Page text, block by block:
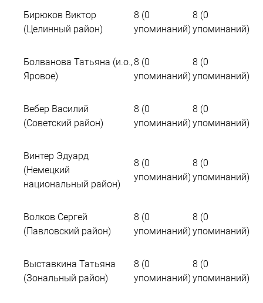
Бирюков Виктор
(Целинный район)
8 (0
упоминаний)
8 (0
упоминаний)
Болванова Татьяна (и.о.,
Яровое)
8 (0
упоминаний)
8 (0
упоминаний)
Вебер Василий
(Советский район)
8 (0
упоминаний)
8 (0
упоминаний)
Винтер Эдуард
(Немецкий
национальный район)
8 (0
упоминаний)
8 (0
упоминаний)
Волков Сергей
(Павловский район)
8 (0
упоминаний)
8 (0
упоминаний)
Выставкина Татьяна
(Зональный район)
8 (0
упоминаний)
8 (0
упоминаний)